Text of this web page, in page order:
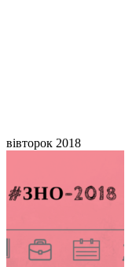
вівторок 2018